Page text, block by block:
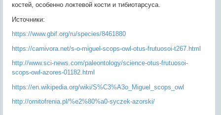
костей, особенно локтевой кости и тибиотарсуса.
Источники:
https://www.gbif.org/ru/species/8461880
https://carnivora.net/s-o-miguel-scops-owl-otus-frutuosoi-t267.html
http://www.sci-news.com/paleontology/science-otus-frutuosoi-
scops-owl-azores-01182.html
https://en.wikipedia.org/wiki/S%C3%A3o_Miguel_scops_owl
http://ornitofrenia.pl/%e2%80%a0-syczek-azorski/